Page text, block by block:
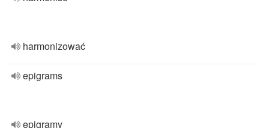
harmonizować
epigrams
epigramy